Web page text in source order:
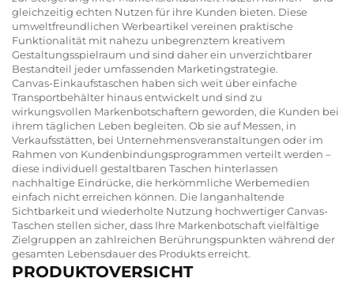
gleichzeitig echten Nutzen für ihre Kunden bieten. Diese
umweltfreundlichen Werbeartikel vereinen praktische
Funktionalität mit nahezu unbegrenztem kreativem
Gestaltungsspielraum und sind daher ein unverzichtbarer
Bestandteil jeder umfassenden Marketingstrategie.
Canvas-Einkaufstaschen haben sich weit über einfache
Transportbehälter hinaus entwickelt und sind zu
wirkungsvollen Markenbotschaftern geworden, die Kunden bei
ihrem täglichen Leben begleiten. Ob sie auf Messen, in
Verkaufsstätten, bei Unternehmensveranstaltungen oder im
Rahmen von Kundenbindungsprogrammen verteilt werden –
diese individuell gestaltbaren Taschen hinterlassen
nachhaltige Eindrücke, die herkömmliche Werbemedien
einfach nicht erreichen können. Die langanhaltende
Sichtbarkeit und wiederholte Nutzung hochwertiger Canvas-
Taschen stellen sicher, dass Ihre Markenbotschaft vielfältige
Zielgruppen an zahlreichen Berührungspunkten während der
gesamten Lebensdauer des Produkts erreicht.
PRODUKTOVERSICHT